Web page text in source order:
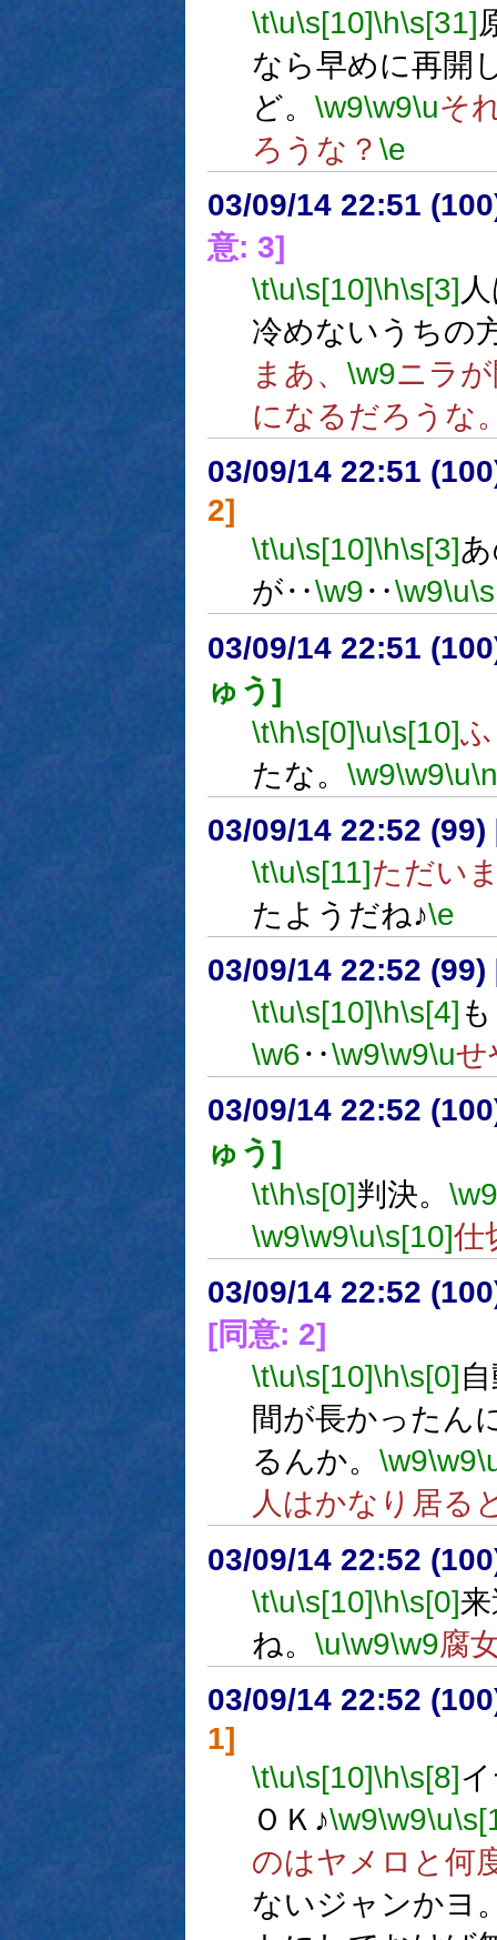
\t\u\s[10]\h\s[31]
なら早めに再開
ど。 \w9\w9\uそ
ろうな？ \e
03/09/14 22:51
意: 3]
\t\u\s[10]\h\s[3]
冷めないうちの
まあ、 \w9ニラ
になるだろうな
03/09/14 22:51
2]
\t\u\s[10]\h\s[3]
が‥\w9‥\w9\u
03/09/14 22:51
ゅう]
\t\h\s[0]\u\s[10]
たな。 \w9\w9\u\n
03/09/14 22:52 (99)
\t\u\s[11]ただい
たようだね♪\e
03/09/14 22:52 (99)
\t\u\s[10]\h\s[4]
\w6‥\w9\w9\uせ
03/09/14 22:52
ゅう]
\t\h\s[0]判決。 \w9
\w9\w9\u\s[10]仕
03/09/14 22:52
[同意: 2]
\t\u\s[10]\h\s[0]
間が長かったん
るんか。 \w9\w9
人はかなり居る
03/09/14 22:52
\t\u\s[10]\h\s[0]
ね。 \u\w9\w9腐
03/09/14 22:52
1]
\t\u\s[10]\h\s[8]
ＯＫ♪\w9\w9\u
のはヤメロと何
ないジャンかヨ